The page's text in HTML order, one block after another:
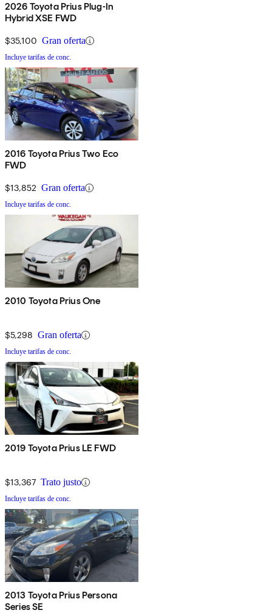
2026 Toyota Prius Plug-In
Hybrid XSE FWD
$35,100 Gran oferta
Incluye tarifas de conc.
2016 Toyota Prius Two Eco
FWD
$13,852 Gran oferta
Incluye tarifas de conc.
2010 Toyota Prius One
$5,298 Gran oferta
Incluye tarifas de conc.
2019 Toyota Prius LE FWD
$13,367 Trato justo
Incluye tarifas de conc.
2013 Toyota Prius Persona
Series SE